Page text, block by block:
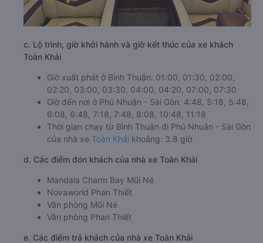
c. Lộ trình, giờ khởi hành và giờ kết thúc của xe khách
Toàn Khải
Giờ xuất phát ở Bình Thuận: 01:00, 01:30, 02:00,
02:20, 03:00, 03:30, 04:00, 04:20, 07:00, 07:30
Giờ đến nơi ở Phú Nhuận - Sài Gòn: 4:48, 5:18, 5:48,
6:08, 6:48, 7:18, 7:48, 8:08, 10:48, 11:18
Thời gian chạy từ Bình Thuận đi Phú Nhuận - Sài Gòn
của nhà xe Toàn Khải khoảng: 3.8 giờ
d. Các điểm đón khách của nhà xe Toàn Khải
Mandala Charm Bay Mũi Né
Novaworld Phan Thiết
Văn phòng Mũi Né
Văn phòng Phan Thiết
e. Các điểm trả khách của nhà xe Toàn Khải